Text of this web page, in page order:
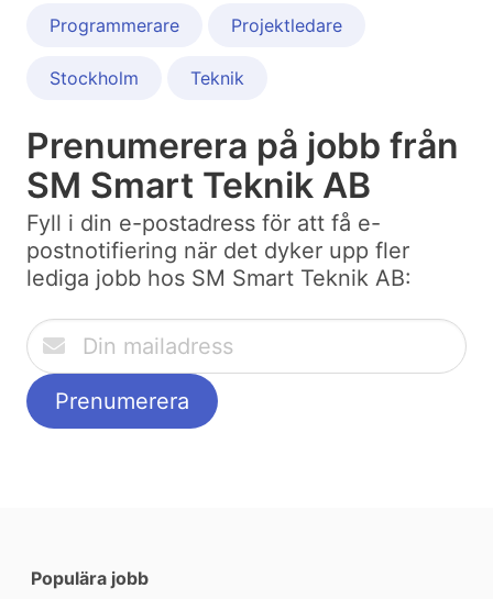
Programmerare Projektledare
Stockholm Teknik
Prenumerera på jobb från
SM Smart Teknik AB
Fyll i din e-postadress för att få e-
postnotifiering när det dyker upp fler
lediga jobb hos SM Smart Teknik AB:
Populära jobb